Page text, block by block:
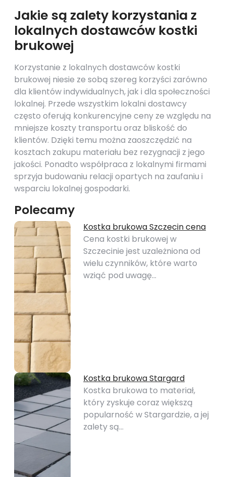
Jakie są zalety korzystania z
lokalnych dostawców kostki
brukowej
Korzystanie z lokalnych dostawców kostki
brukowej niesie ze sobą szereg korzyści zarówno
dla klientów indywidualnych, jak i dla społeczności
lokalnej. Przede wszystkim lokalni dostawcy
często oferują konkurencyjne ceny ze względu na
mniejsze koszty transportu oraz bliskość do
klientów. Dzięki temu można zaoszczędzić na
kosztach zakupu materiału bez rezygnacji z jego
jakości. Ponadto współpraca z lokalnymi firmami
sprzyja budowaniu relacji opartych na zaufaniu i
wsparciu lokalnej gospodarki.
Polecamy
Kostka brukowa Szczecin cena
Cena kostki brukowej w
Szczecinie jest uzależniona od
wielu czynników, które warto
wziąć pod uwagę…
Kostka brukowa Stargard
Kostka brukowa to materiał,
który zyskuje coraz większą
popularność w Stargardzie, a jej
zalety są…